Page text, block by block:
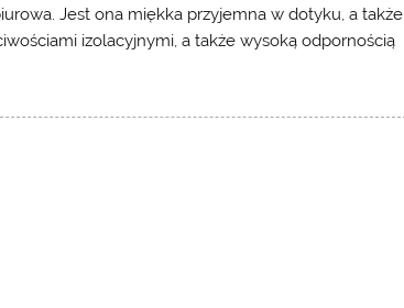
Jest ona miękka przyjemna w dotyku, a także
izolacyjnymi, a także wysoką odpornością